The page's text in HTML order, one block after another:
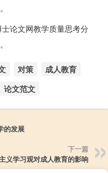
论文网教学质量思考分
对策
成人教育
论文范文
的发展
下一篇
义学习观对成人教育的影响